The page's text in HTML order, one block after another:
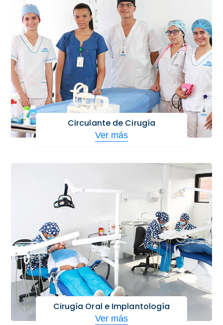
Circulante de Cirugía
Ver más
Cirugía Oral e Implantología
Ver más